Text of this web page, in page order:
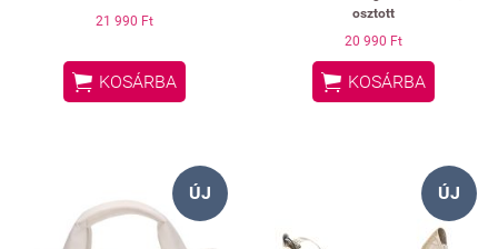
21 990 Ft
 KOSÁRBA
osztott
20 990 Ft
 KOSÁRBA
ÚJ ÚJ